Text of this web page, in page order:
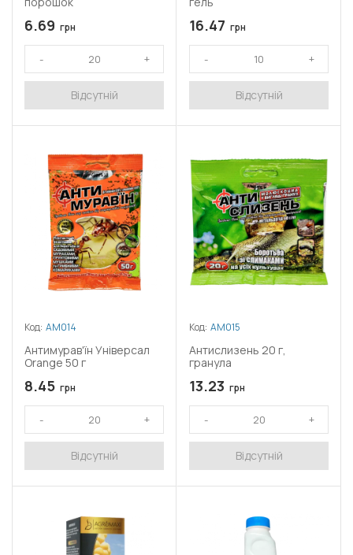
6.69 грн
Відсутній
16.47 грн
Відсутній
Код: АМ014
Антимурав'їн Універсал
Orange 50 г
8.45 грн
Відсутній
Код: АМ015
Антислизень 20 г,
гранула
13.23 грн
Відсутній